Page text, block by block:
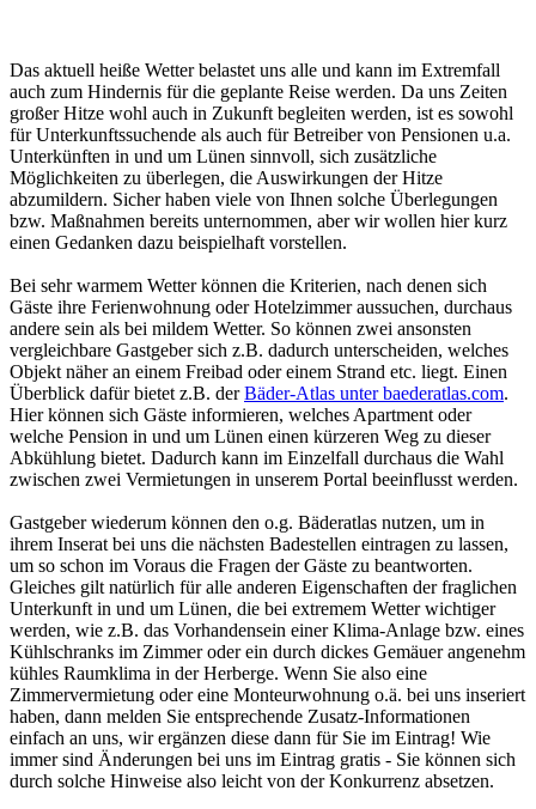
Das aktuell heiße Wetter belastet uns alle und kann im Extremfall
auch zum Hindernis für die geplante Reise werden. Da uns Zeiten
großer Hitze wohl auch in Zukunft begleiten werden, ist es sowohl
für Unterkunftssuchende als auch für Betreiber von Pensionen u.a.
Unterkünften in und um Lünen sinnvoll, sich zusätzliche
Möglichkeiten zu überlegen, die Auswirkungen der Hitze
abzumildern. Sicher haben viele von Ihnen solche Überlegungen
bzw. Maßnahmen bereits unternommen, aber wir wollen hier kurz
einen Gedanken dazu beispielhaft vorstellen.
Bei sehr warmem Wetter können die Kriterien, nach denen sich
Gäste ihre Ferienwohnung oder Hotelzimmer aussuchen, durchaus
andere sein als bei mildem Wetter. So können zwei ansonsten
vergleichbare Gastgeber sich z.B. dadurch unterscheiden, welches
Objekt näher an einem Freibad oder einem Strand etc. liegt. Einen
Überblick dafür bietet z.B. derBäder-Atlas unter baederatlas.com.
Hier können sich Gäste informieren, welches Apartment oder
welche Pension in und um Lünen einen kürzeren Weg zu dieser
Abkühlung bietet. Dadurch kann im Einzelfall durchaus die Wahl
zwischen zwei Vermietungen in unserem Portal beeinflusst werden.
Gastgeber wiederum können den o.g. Bäderatlas nutzen, um in
ihrem Inserat bei uns die nächsten Badestellen eintragen zu lassen,
um so schon im Voraus die Fragen der Gäste zu beantworten.
Gleiches gilt natürlich für alle anderen Eigenschaften der fraglichen
Unterkunft in und um Lünen, die bei extremem Wetter wichtiger
werden, wie z.B. das Vorhandensein einer Klima-Anlage bzw. eines
Kühlschranks im Zimmer oder ein durch dickes Gemäuer angenehm
kühles Raumklima in der Herberge. Wenn Sie also eine
Zimmervermietung oder eine Monteurwohnung o.ä. bei uns inseriert
haben, dann melden Sie entsprechende Zusatz-Informationen
einfach an uns, wir ergänzen diese dann für Sie im Eintrag! Wie
immer sind Änderungen bei uns im Eintrag gratis - Sie können sich
durch solche Hinweise also leicht von der Konkurrenz absetzen.